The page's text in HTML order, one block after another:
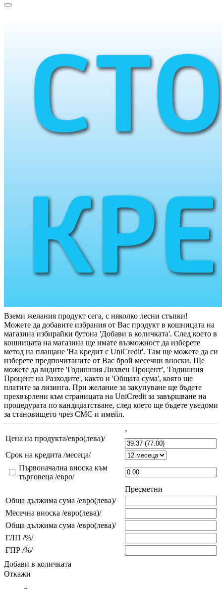
Вземи желания продукт сега, с няколко лесни стъпки!
Можете да добавите избрания от Вас продукт в кошницата на
магазина избирайки бутона 'Добави в количката'. След което в
кошницата на магазина ще имате възможност да изберете
метод на плащане 'На кредит с UniCredit'. Там ще можете да си
изберете предпочитаните от Вас брой месечни вноски. Ще
можете да видите 'Годишния Лихвен Процент', 'Годишния
Процент на Разходите', както и 'Общата сума', която ще
платите за лизинга. При желание за закупуване ще бъдете
прехвърлени към страницата на UniCredit за завършване на
процедурата по кандидатстване, след което ще бъдете уведоми
за становището чрез СМС и имейл.
Цена на продукта/евро(лева)/
`
Срок на кредита /месеца/
Първоначална вноска към
търговеца /евро/
Пресметни
Обща дължима сума /евро(лева)/
Месечна вноска /евро(лева)/
Обща дължима сума /евро(лева)/
ГЛП /%/
ГПР /%/
Добави в количката
Откажи